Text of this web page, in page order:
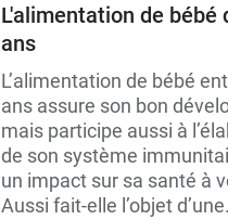
L'alimentation de bébé
ans
L’alimentation de bébé
ans assure son bon
mais participe aussi à
de son système
un impact sur sa santé à
Aussi fait-elle l’objet